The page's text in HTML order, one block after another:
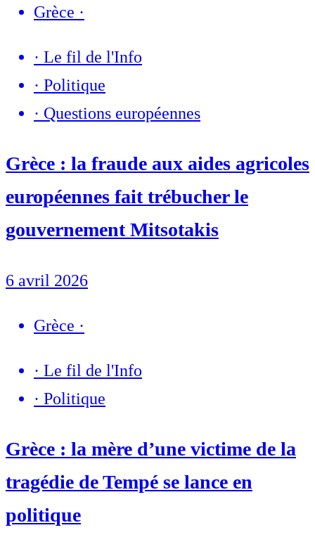
Grèce ·
· Le fil de l'Info
· Politique
· Questions européennes
Grèce : la fraude aux aides agricoles
européennes fait trébucher le
gouvernement Mitsotakis
6 avril 2026
Grèce ·
· Le fil de l'Info
· Politique
Grèce : la mère d’une victime de la
tragédie de Tempé se lance en
politique